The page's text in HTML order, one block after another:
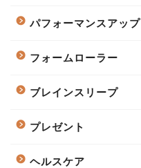
パフォーマンスアップ
フォームローラー
ブレインスリープ
プレゼント
ヘルスケア